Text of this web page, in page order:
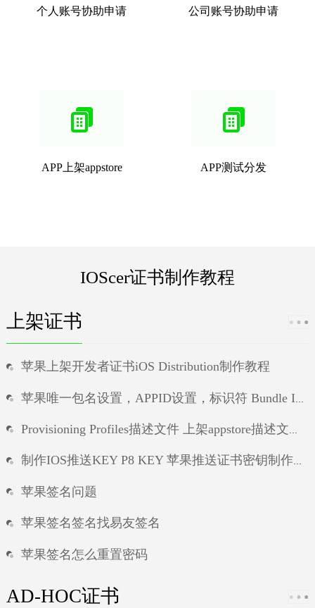
个人账号协助申请 公司账号协助申请
APP上架appstore APP测试分发
IOScer证书制作教程
上架证书
苹果上架开发者证书iOS Distribution制作教程
Provisioning Profiles描述文件 上架appstore描述文件制作教程
制作IOS推送KEY P8 KEY 苹果推送证书密钥制作教程
苹果签名问题
苹果签名签名找易友签名
苹果签名怎么重置密码
苹果手机怎么弄签名置顶
AD-HOC证书